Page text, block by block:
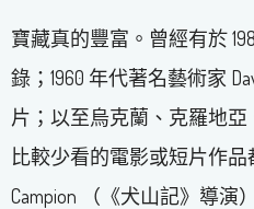
寶藏真的豐富。曾經有於
錄；1960 年代著名藝術家
片；以至烏克蘭、克羅地
比較少看的電影或短片作
Campion （《犬山記》導